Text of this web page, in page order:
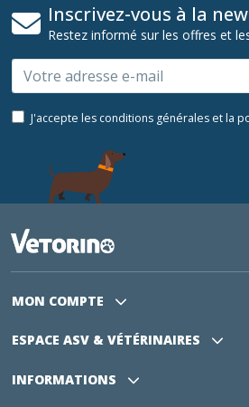
Inscrivez-vous à la
Restez informé sur les offres et
Email
J'accepte les conditions générales et la
MON COMPTE
ESPACE ASV & VÉTÉRINAIRES
INFORMATIONS